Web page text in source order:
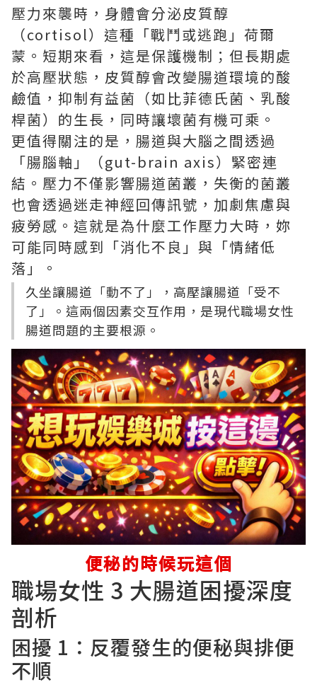
壓力來襲時，身體會分泌皮質醇
（cortisol）這種「戰鬥或逃跑」荷爾
蒙。短期來看，這是保護機制；但長期處
於高壓狀態，皮質醇會改變腸道環境的酸
鹼值，抑制有益菌（如比菲德氏菌、乳酸
桿菌）的生長，同時讓壞菌有機可乘。
更值得關注的是，腸道與大腦之間透過
「腸腦軸」（gut-brain axis）緊密連
結。壓力不僅影響腸道菌叢，失衡的菌叢
也會透過迷走神經回傳訊號，加劇焦慮與
疲勞感。這就是為什麼工作壓力大時，妳
可能同時感到「消化不良」與「情緒低
落」。
久坐讓腸道「動不了」，高壓讓腸道「受不
了」。這兩個因素交互作用，是現代職場女性
腸道問題的主要根源。
便秘的時候玩這個
職場女性 3 大腸道困擾深度
剖析
困擾 1：反覆發生的便秘與排便
不順